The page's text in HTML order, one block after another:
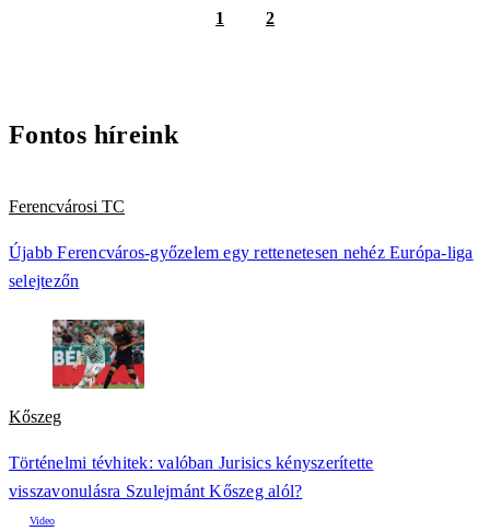
1
2
Fontos híreink
Ferencvárosi TC
Újabb Ferencváros-győzelem egy rettenetesen nehéz Európa-liga
selejtezőn
Kőszeg
Történelmi tévhitek: valóban Jurisics kényszerítette
visszavonulásra Szulejmánt Kőszeg alól?